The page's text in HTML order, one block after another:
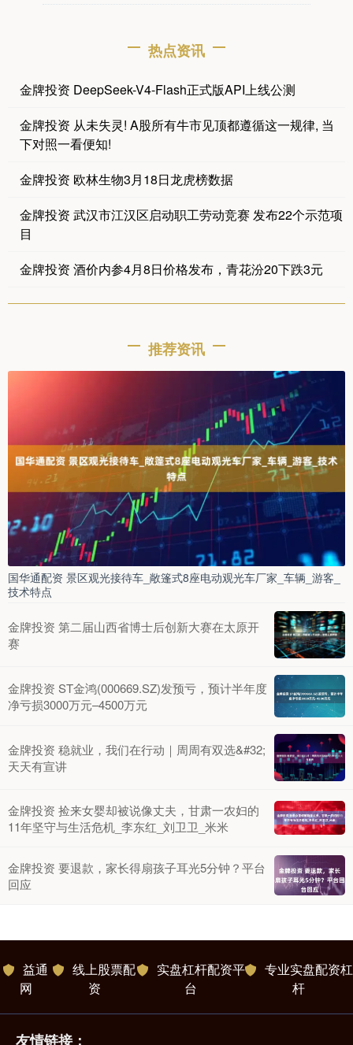
热点资讯
金牌投资 DeepSeek-V4-Flash正式版API上线公测
金牌投资 从未失灵! A股所有牛市见顶都遵循这一规律, 当
下对照一看便知!
金牌投资 欧林生物3月18日龙虎榜数据
金牌投资 武汉市江汉区启动职工劳动竞赛 发布22个示范项
目
金牌投资 酒价内参4月8日价格发布，青花汾20下跌3元
推荐资讯
国华通配资 景区观光接待车_敞篷式8座电动观光车厂家_车辆_游客_
技术特点
金牌投资 第二届山西省博士后创新大赛在太原开
赛
金牌投资 ST金鸿(000669.SZ)发预亏，预计半年度
净亏损3000万元–4500万元
金牌投资 稳就业，我们在行动｜周周有双选&#32;
天天有宣讲
金牌投资 捡来女婴却被说像丈夫，甘肃一农妇的
11年坚守与生活危机_李东红_刘卫卫_米米
金牌投资 要退款，家长得扇孩子耳光5分钟？平台
回应
益通
网
线上股票配
资
实盘杠杆配资平
台
专业实盘配资杠
杆
友情链接：